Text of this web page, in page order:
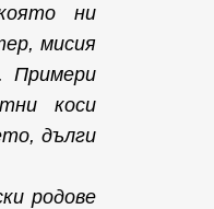
ни
мисия
Примери
коси
дълги
родове